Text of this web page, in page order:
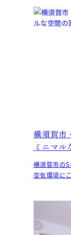
横須賀
ミニマル
横須賀市のS
空気環境に